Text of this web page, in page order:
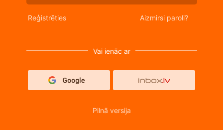
Reģistrēties Aizmirsi paroli?
Vai ienāc ar
Pilnā versija